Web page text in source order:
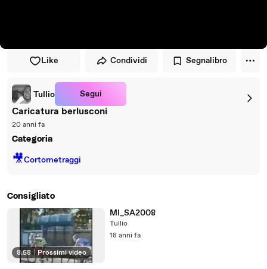
Like Condividi Segnalibro
Tullio Segui
Caricatura berlusconi
20 anni fa
Categoria
🎥Cortometraggi
Consigliato
8:58 | Prossimi video
MI_SA2008
Tullio
18 anni fa